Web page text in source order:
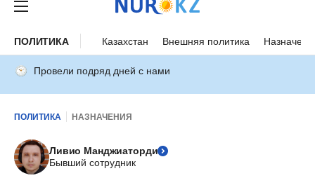
ПОЛИТИКА Казахстан Внешняя политика
Провели подряд дней с нами
ПОЛИТИКА НАЗНАЧЕНИЯ
Ливио Манджиаторди
Бывший сотрудник